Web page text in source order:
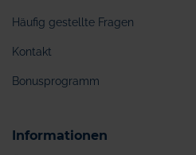
Häufig gestellte Fragen
Kontakt
Bonusprogramm
Informationen